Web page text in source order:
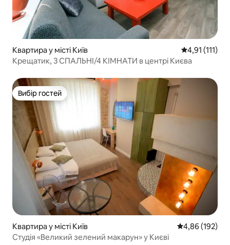
Квартира у місті Київ Середня
4,91 (111)
Крещатик, 3 СПАЛЬНІ/4 КІМНАТИ в центрі Києва
Вибір гостей
Вибір гостей
Квартира у місті Київ Середня
4,86 (192)
Студія «Великий зелений макарун» у Києві